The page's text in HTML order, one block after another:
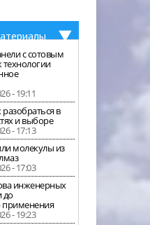
с сотовым
технологии
- 19:11
в
и выборе
- 17:13
молекулы из
- 17:03
инженерных
до
- 19:23